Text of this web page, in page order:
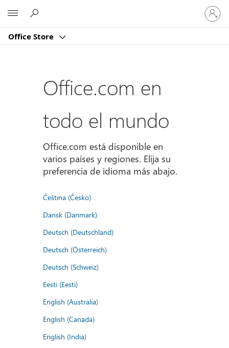
Office Store
Iniciar
sesión
en
cuenta
Office.com en
todo el mundo
Office.com está disponible en
varios países y regiones. Elija su
preferencia de idioma más abajo.
Čeština (Česko)
Dansk (Danmark)
Deutsch (Deutschland)
Deutsch (Österreich)
Deutsch (Schweiz)
Eesti (Eesti)
English (Australia)
English (Canada)
English (India)